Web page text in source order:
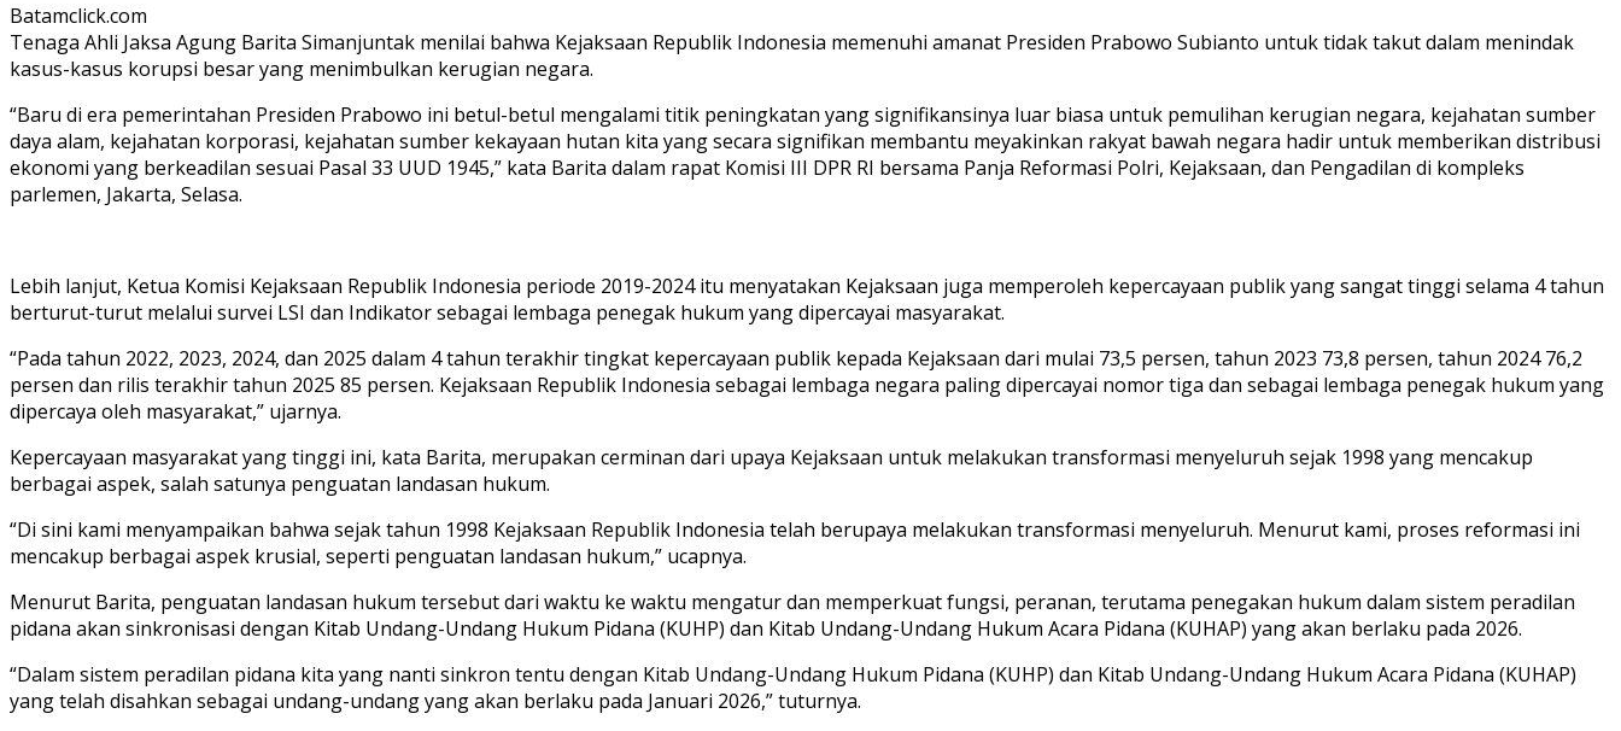
Batamclick.com
Tenaga Ahli Jaksa Agung Barita Simanjuntak menilai bahwa Kejaksaan Republik Indonesia memenuhi amanat Presiden Prabowo Subianto untuk tidak takut dalam menindak
kasus-kasus korupsi besar yang menimbulkan kerugian negara.
“Baru di era pemerintahan Presiden Prabowo ini betul-betul mengalami titik peningkatan yang signifikansinya luar biasa untuk pemulihan kerugian negara, kejahatan sumber
daya alam, kejahatan korporasi, kejahatan sumber kekayaan hutan kita yang secara signifikan membantu meyakinkan rakyat bawah negara hadir untuk memberikan distribusi
ekonomi yang berkeadilan sesuai Pasal 33 UUD 1945,” kata Barita dalam rapat Komisi III DPR RI bersama Panja Reformasi Polri, Kejaksaan, dan Pengadilan di kompleks
parlemen, Jakarta, Selasa.
Lebih lanjut, Ketua Komisi Kejaksaan Republik Indonesia periode 2019-2024 itu menyatakan Kejaksaan juga memperoleh kepercayaan publik yang sangat tinggi selama 4 tahun
berturut-turut melalui survei LSI dan Indikator sebagai lembaga penegak hukum yang dipercayai masyarakat.
“Pada tahun 2022, 2023, 2024, dan 2025 dalam 4 tahun terakhir tingkat kepercayaan publik kepada Kejaksaan dari mulai 73,5 persen, tahun 2023 73,8 persen, tahun 2024 76,2
persen dan rilis terakhir tahun 2025 85 persen. Kejaksaan Republik Indonesia sebagai lembaga negara paling dipercayai nomor tiga dan sebagai lembaga penegak hukum yang
dipercaya oleh masyarakat,” ujarnya.
Kepercayaan masyarakat yang tinggi ini, kata Barita, merupakan cerminan dari upaya Kejaksaan untuk melakukan transformasi menyeluruh sejak 1998 yang mencakup
berbagai aspek, salah satunya penguatan landasan hukum.
“Di sini kami menyampaikan bahwa sejak tahun 1998 Kejaksaan Republik Indonesia telah berupaya melakukan transformasi menyeluruh. Menurut kami, proses reformasi ini
mencakup berbagai aspek krusial, seperti penguatan landasan hukum,” ucapnya.
Menurut Barita, penguatan landasan hukum tersebut dari waktu ke waktu mengatur dan memperkuat fungsi, peranan, terutama penegakan hukum dalam sistem peradilan
pidana akan sinkronisasi dengan Kitab Undang-Undang Hukum Pidana (KUHP) dan Kitab Undang-Undang Hukum Acara Pidana (KUHAP) yang akan berlaku pada 2026.
“Dalam sistem peradilan pidana kita yang nanti sinkron tentu dengan Kitab Undang-Undang Hukum Pidana (KUHP) dan Kitab Undang-Undang Hukum Acara Pidana (KUHAP)
yang telah disahkan sebagai undang-undang yang akan berlaku pada Januari 2026,” tuturnya.